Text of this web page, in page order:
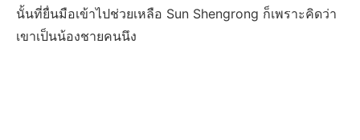
นั้นที่ยื่นมือเข้าไปช่วยเหลือ Sun Shengrong ก็เพราะคิดว่า
เขาเป็นน้องชายคนนึง